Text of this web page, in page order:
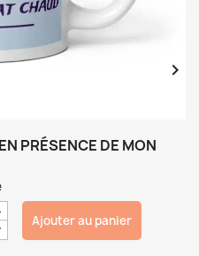

PRÉSENCE DE MON
Ajouter au panier